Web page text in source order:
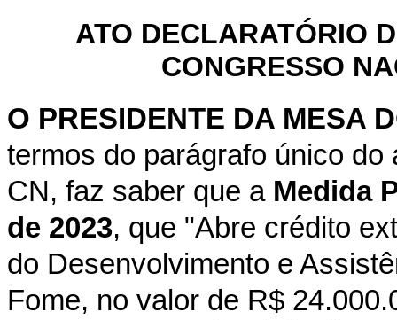
ATO DECLARATÓRIO
CONGRESSO
O PRESIDENTE DA MESA
termos do parágrafo único do
CN, faz saber que a Medida
de 2023, que "Abre crédito
do Desenvolvimento e
Fome, no valor de R$